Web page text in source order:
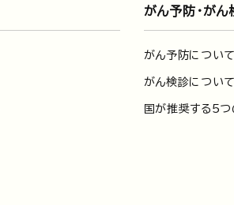
がん予防・がん
がん予防について
がん検診について
国が推奨する5